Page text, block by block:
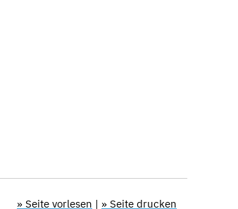
» Seite vorlesen | » Seite drucken